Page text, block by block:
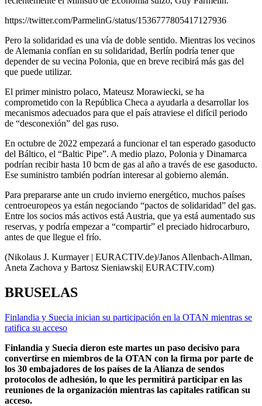
https://twitter.com/ParmelinG/status/1536777805417127936
Pero la solidaridad es una vía de doble sentido. Mientras los vecinos
de Alemania confían en su solidaridad, Berlín podría tener que
depender de su vecina Polonia, que en breve recibirá más gas del
que puede utilizar.
El primer ministro polaco, Mateusz Morawiecki, se ha
comprometido con la República Checa a ayudarla a desarrollar los
mecanismos adecuados para que el país atraviese el difícil periodo
de “desconexión” del gas ruso.
En octubre de 2022 empezará a funcionar el tan esperado gasoducto
del Báltico, el “Baltic Pipe”. A medio plazo, Polonia y Dinamarca
podrían recibir hasta 10 bcm de gas al año a través de ese gasoducto.
Ese suministro también podrían interesar al gobierno alemán.
Para prepararse ante un crudo invierno energético, muchos países
centroeuropeos ya están negociando “pactos de solidaridad” del gas.
Entre los socios más activos está Austria, que ya está aumentado sus
reservas, y podría empezar a “compartir” el preciado hidrocarburo,
antes de que llegue el frío.
(Nikolaus J. Kurmayer | EURACTIV.de)/Janos Allenbach-Allman,
Aneta Zachova y Bartosz Sieniawski| EURACTIV.com)
BRUSELAS
Finlandia y Suecia inician su participación en la OTAN mientras se
ratifica su acceso
Finlandia y Suecia dieron este martes un paso decisivo para
convertirse en miembros de la OTAN con la firma por parte de
los 30 embajadores de los países de la Alianza de sendos
protocolos de adhesión, lo que les permitirá participar en las
reuniones de la organización mientras las capitales ratifican su
acceso.